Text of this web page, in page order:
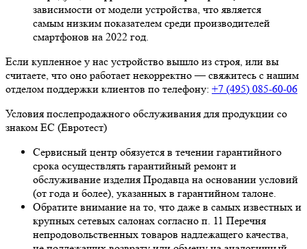
зависимости от модели устройства, что является
самым низким показателем среди производителей
смартфонов на 2022 год.
Если купленное у нас устройство вышло из строя, или вы
считаете, что оно работает некорректно — свяжитесь с нашим
отделом поддержки клиентов по телефону: +7 (495) 085-60-06
Условия послепродажного обслуживания для продукции со
знаком ЕС (Евротест)
Сервисный центр обязуется в течении гарантийного
срока осуществлять гарантийный ремонт и
обслуживание изделия Продавца на основании условий
(от года и более), указанных в гарантийном талоне.
Обратите внимание на то, что даже в самых известных и
крупных сетевых салонах согласно п. 11 Перечня
непродовольственных товаров надлежащего качества,